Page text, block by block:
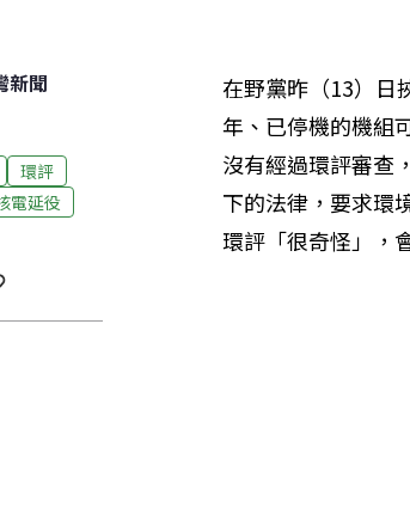
新聞
環評
電延役
在野黨昨（13）日
年、已停機的機組
沒有經過環評審查
下的法律，要求環
環評「很奇怪」，